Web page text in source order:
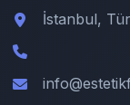
İstanbul,